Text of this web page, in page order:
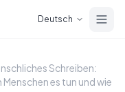
Deutsch
Schreiben:
es tun und wie